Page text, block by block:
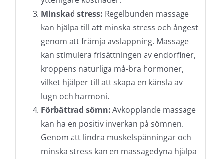
Minskad stress: Regelbunden massage
kan hjälpa till att minska stress och ångest
genom att främja avslappning. Massage
kan stimulera frisättningen av endorfiner,
kroppens naturliga må-bra hormoner,
vilket hjälper till att skapa en känsla av
lugn och harmoni.
Förbättrad sömn: Avkopplande massage
kan ha en positiv inverkan på sömnen.
Genom att lindra muskelspänningar och
minska stress kan en massagedyna hjälpa